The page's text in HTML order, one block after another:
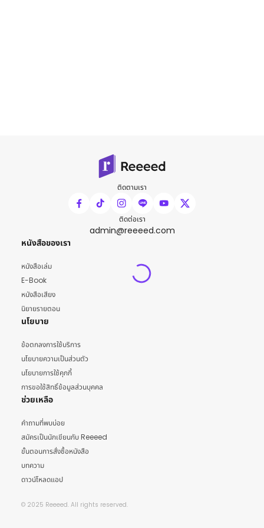
ติดตามเรา
ติดต่อเรา
admin@reeeed.com
หนังสือของเรา
หนังสือเล่ม
E-Book
หนังสือเสียง
นิยายรายตอน
นโยบาย
ข้อตกลงการใช้บริการ
นโยบายความเป็นส่วนตัว
นโยบายการใช้คุกกี้
การขอใช้สิทธิ์ข้อมูลส่วนบุคคล
ช่วยเหลือ
คำถามที่พบบ่อย
สมัครเป็นนักเขียนกับ Reeeed
ขั้นตอนการสั่งซื้อหนังสือ
บทความ
ดาวน์โหลดแอป
© 2025 Reeeed. All rights reserved.